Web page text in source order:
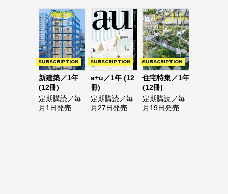
SUBSCRIPTION
新建築／1年
(12冊)
定期購読／毎
月1日発売
SUBSCRIPTION
a+u／1年 (12
冊)
定期購読／毎
月27日発売
SUBSCRIPTION
住宅特集／1年
(12冊)
定期購読／毎
月19日発売